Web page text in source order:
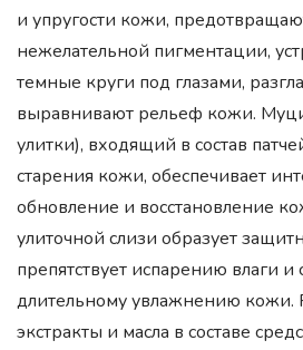
и упругости кожи,
нежелательной пигментации,
темные круги под глазами,
выравнивают рельеф кожи.
улитки), входящий в состав
старения кожи, обеспечивает
обновление и восстановление
улиточной слизи образует
препятствует испарению влаги и
длительному увлажнению кожи.
экстракты и масла в составе